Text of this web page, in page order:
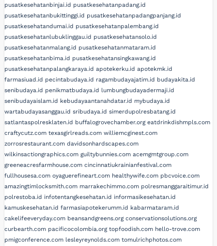
pusatkesehatanbinjai.id pusatkesehatanpadang.id
pusatkesehatanbukittinggi.id pusatkesehatanpadangpanjang.id
pusatkesehatandumai.id pusatkesehatanpalembang.id
pusatkesehatanlubuklinggau.id pusatkesehatansolo.id
pusatkesehatanmalang.id pusatkesehatanmataram.id
pusatkesehatanbima.id pusatkesehatansingkawang.id
pusatkesehatanpalangkaraya.id apotekerku.id apotekmk.id
farmasiuad.id pecintabudaya.id ragambudayajatim.id budayakita.id
senibudaya.id penikmatbudaya.id lumbungbudayadermaji.id
senibudayaislam.id kebudayaantanahdatar.id mybudaya.id
wartabudayasanggau.id sribudaya.id simerdupolresbatang.id
satlantaspolresklaten.id buffalogrovechamber.org eatdrinkdishmpls.com
craftycutz.com texasgirlreads.com williemcginest.com
zorrosrestaurant.com davidsonhardscapes.com
wilkinsactiongraphics.com guiltybunnies.com acemgmtgroup.com
greeneacresfarmhouse.com cincinnatiukrainianfestival.com
fullhousesa.com oyaguerefineart.com healthywife.com pbcvoice.com
amazingtimlocksmith.com marrakechimmo.com polresmanggaraitimur.id
polrestoba.id infotentangkesehatan.id informasikesehatan.id
kamuskesehatan.id farmasiapotekerumm.id kabarmataram.id
cakelifeeveryday.com beansandgreens.org conservationsolutions.org
curbearth.com pacificocolombia.org topfoodish.com hello-trove.com
pmigconference.com lesleyreynolds.com tomulrichphotos.com